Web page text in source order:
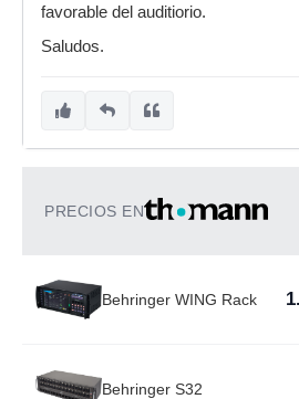
favorable del auditiorio.
Saludos.
PRECIOS EN
Behringer WING Rack
Behringer S32